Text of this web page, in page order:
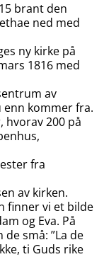
brant den
ned med
ny kirke på
1816 med
av
kommer fra.
hvorav 200 på
fra
av kirken.
finner vi et bilde
og Eva. På
små: ”La de
ti Guds rike